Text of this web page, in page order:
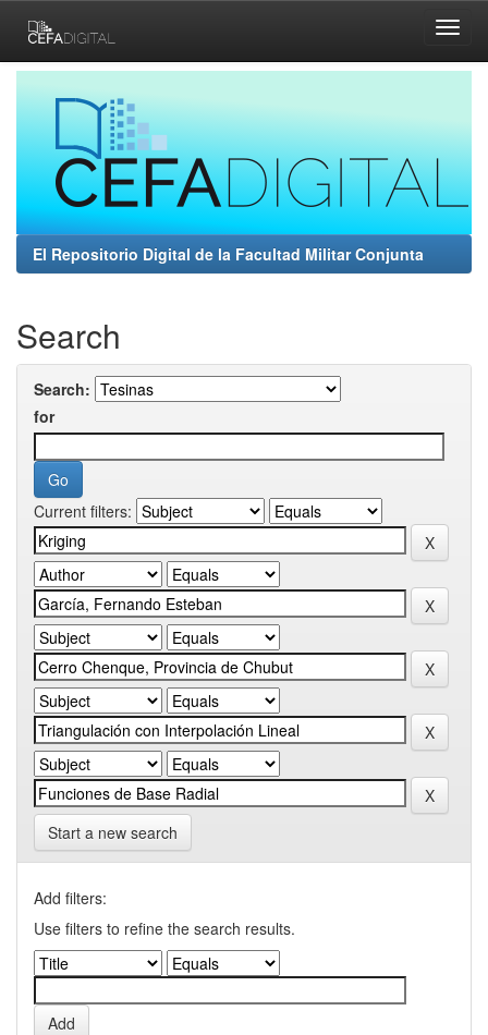
navigation
El Repositorio Digital de la Facultad Militar Conjunta
Search
Search:
for
Current filters:
Start a new search
Add filters:
Use filters to refine the search results.